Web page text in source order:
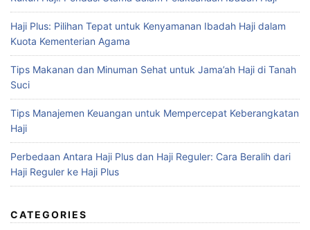
Haji Plus: Pilihan Tepat untuk Kenyamanan Ibadah Haji dalam
Kuota Kementerian Agama
Tips Makanan dan Minuman Sehat untuk Jama’ah Haji di Tanah
Suci
Tips Manajemen Keuangan untuk Mempercepat Keberangkatan
Haji
Perbedaan Antara Haji Plus dan Haji Reguler: Cara Beralih dari
Haji Reguler ke Haji Plus
CATEGORIES